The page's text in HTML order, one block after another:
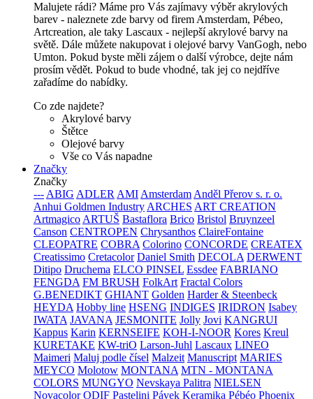
Malujete rádi? Máme pro Vás zajímavy výběr akrylových
barev - naleznete zde barvy od firem Amsterdam, Pébeo,
Artcreation, ale taky Lascaux - nejlepší akrylové barvy na
světě. Dále můžete nakupovat i olejové barvy VanGogh, nebo
Umton. Pokud byste měli zájem o další výrobce, dejte nám
prosím vědět. Pokud to bude vhodné, tak jej co nejdříve
zařadíme do nabídky.
Co zde najdete?
Akrylové barvy
Štětce
Olejové barvy
Vše co Vás napadne
Značky
Značky
--- ABIG ADLER AMI Amsterdam Anděl Přerov s. r. o.
Anhui Goldmen Industry ARCHES ART CREATION
Artmagico ARTUŠ Bastaflora Brico Bristol Bruynzeel
Canson CENTROPEN Chrysanthos ClaireFontaine
CLEOPATRE COBRA Colorino CONCORDE CREATEX
Creatissimo Cretacolor Daniel Smith DECOLA DERWENT
Ditipo Druchema ELCO PINSEL Essdee FABRIANO
FENGDA FM BRUSH FolkArt Fractal Colors
G.BENEDIKT GHIANT Golden Harder & Steenbeck
HEYDA Hobby line HSENG INDIGES IRIDRON Isabey
IWATA JAVANA JESMONITE Jolly Jovi KANGRUI
Kappus Karin KERNSEIFE KOH-I-NOOR Kores Kreul
KURETAKE KW-triO Larson-Juhl Lascaux LINEO
Maimeri Maluj podle čísel Malzeit Manuscript MARIES
MEYCO Molotow MONTANA MTN - MONTANA
COLORS MUNGYO Nevskaya Palitra NIELSEN
Novacolor ODIF Pastelini Pávek Keramika Pébéo Phoenix